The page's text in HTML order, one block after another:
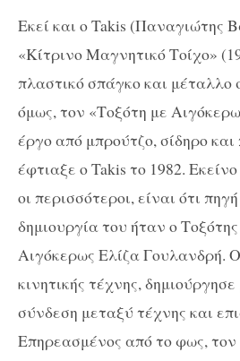
Εκεί και ο Takis (Παναγιώτης
«Κίτρινο Μαγνητικό Τοίχο»
πλαστικό σπάγκο και
όμως, τον «Τοξότη με
έργο από μπρούτζο, σίδηρο
έφτιαξε ο Takis το 1982.
οι περισσότεροι, είναι ότι
δημιουργία του ήταν ο
Αιγόκερως Ελίζα Γουλανδρή.
κινητικής τέχνης,
σύνδεση μεταξύ τέχνης και
Επηρεασμένος από το φως, τον